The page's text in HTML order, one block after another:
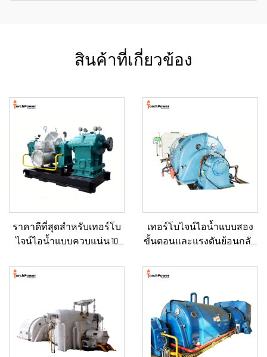
สินค้าที่เกี่ยวข้อง
ราคาดีที่สุดสำหรับเทอร์โบ
ไจน์ไอน้ำแบบควบแน่น 10
กิโลวัตต์, 500 กิโลวัตต์ และ 1
พลังงานในภาค
อุตสาหกรรม
เทอร์โบไจน์ไอน้ำแบบสอง
ขั้นตอนและแรงดันย้อนกลับ
เมกะวัตต์ ใหม่/ใช้แล้ว พร้อม
ไฟฟ้า สำหรับโรงไฟฟ้า